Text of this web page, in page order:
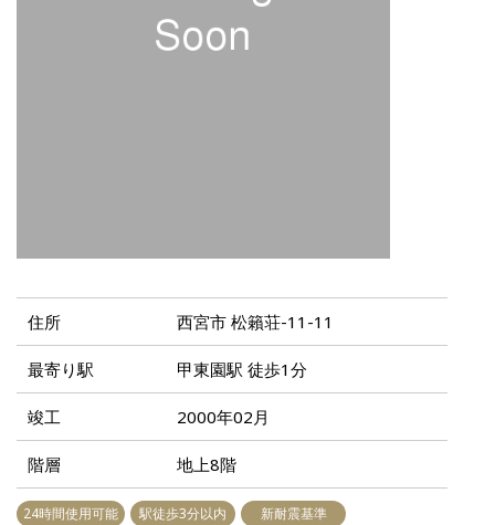
住所 西宮市 松籟荘-11-11
最寄り駅 甲東園駅 徒歩1分
竣工 2000年02月
階層 地上8階
24時間使用可能 駅徒歩3分以内 新耐震基準